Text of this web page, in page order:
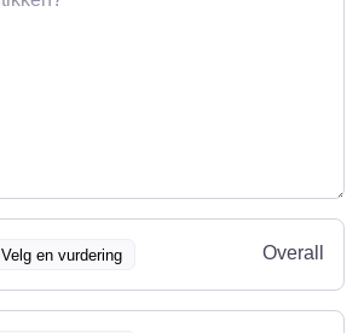
Velg en vurdering Overall